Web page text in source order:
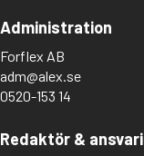
Amado, Jorge
Ambjørnsen, Ingvar
Ambjörnsson, Gunila
Ambler, Eric
Amdrup, Erik
Amis, Kingsley
Administration
Forflex AB
adm@alex.se
0520-153 14
Redaktör &